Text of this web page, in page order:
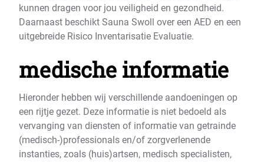
kunnen dragen voor jou veiligheid en gezondheid.
Daarnaast beschikt Sauna Swoll over een AED en een
uitgebreide Risico Inventarisatie Evaluatie.
medische informatie
Hieronder hebben wij verschillende aandoeningen op
een rijtje gezet. Deze informatie is niet bedoeld als
vervanging van diensten of informatie van getrainde
(medisch-)professionals en/of zorgverlenende
instanties, zoals (huis)artsen, medisch specialisten,